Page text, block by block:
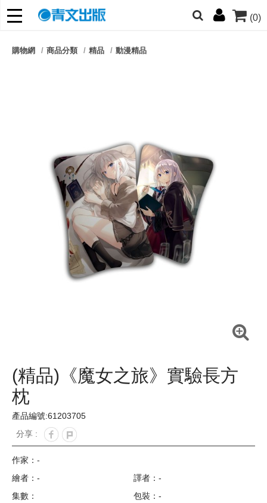
(0)
朋友們，提高警覺！
購物網 商品分類 精品 動漫精品
(精品)《魔女之旅》實驗長方
枕
產品編號:61203705
分享 :
作家： -
繪者：-
譯者：-
集數：
包裝：-